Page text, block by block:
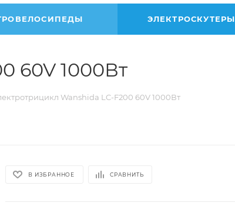
ЭЛЕКТРОСКУТЕРЫ
60V 1000Вт
Wanshida LC-F200 60V 1000Вт
В ИЗБРАННОЕ СРАВНИТЬ